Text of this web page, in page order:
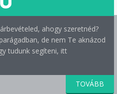
ahogy szeretnéd?
de nem Te aknázod
tudunk segíteni, itt
TOVÁBB